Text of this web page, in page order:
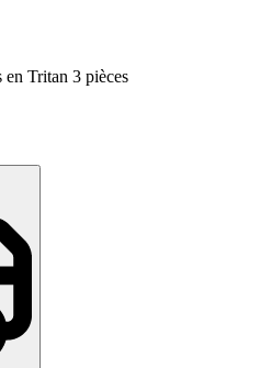
en Tritan 3 pièces